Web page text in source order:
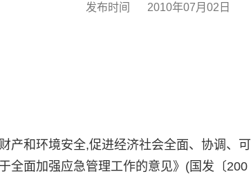
发布时间 2010年07月02日
和环境安全,促进经济社会全面、协调、可
全面加强应急管理工作的意见》(国发〔200